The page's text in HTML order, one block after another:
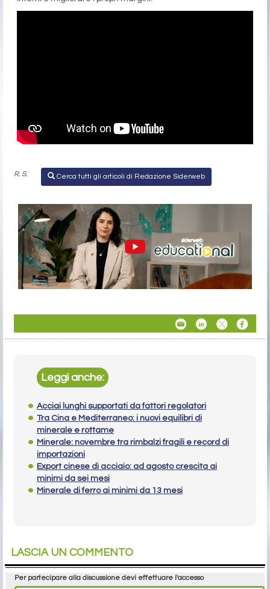
R. S. Cerca tutti gli articoli di Redazione Siderweb
Leggi anche:
Acciai lunghi supportati da fattori regolatori
Tra Cina e Mediterraneo: i nuovi equilibri di
minerale e rottame
Minerale: novembre tra rimbalzi fragili e record di
importazioni
Export cinese di acciaio: ad agosto crescita ai
minimi da sei mesi
Minerale di ferro ai minimi da 13 mesi
LASCIA UN COMMENTO
Per partecipare alla discussione devi effettuare l'accesso